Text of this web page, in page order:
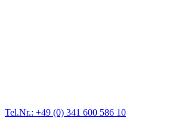
Tel.Nr.: +49 (0) 341 600 586 10